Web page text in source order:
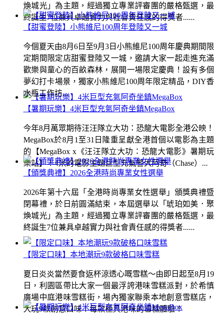
煥城光」為主題，經過獨立專業評審團的嚴格甄選，最
終誕生7位兼具卓越實力與社會責任感的得獎者......
【暑期玩樂】4米巨型充氣阿奇坐鎮MegaBox
今年8月萬眾期待汪汪隊立大功：恐龍大電影全港公映！
MegaBox於8月1至31日隆重呈獻全港首個以電影為主題
的【MegaBox x《汪汪隊立大功：恐龍大電影》暑期玩
樂站】！4米的電影主題巨型充氣警犬阿奇（Chase）...
【限定口味】本地潮玩9款破格口味雪糕
夏日炎炎當然要食返杯涼透心嘅雪糕～由即日起至8月19
日，利園區帶比大家一個最浮誇港味雪糕派對，於希慎
廣場中庭港味雪糕街，場內獨家聯乘本地創意雪糕店，
大玩9款創意口味！每款極具港味的雪糕體驗！
【甜蜜登陸】小熊維尼100周年登陸又一城
今個夏天由8月6日至9月3日小熊維尼100周年慶典期間限
定期間限定店甜蜜登陸又一城，邀請大家一起走進充滿
歡樂與童心的百畝森林，展開一場限定慶典！設有多個
夢幻打卡場景，獨家小熊維尼100周年限定精品，DIY香
水瓶工作坊...
【頒獎典禮】2026全港時尚專業女性選舉
2026年第十六屆「全港時尚專業女性選舉」頒獎典禮暨
閉幕禮，於日前圓滿結束，本屆選舉以「琥珀如美．聚
煥城光」為主題，經過獨立專業評審團的嚴格甄選，最
終誕生7位兼具卓越實力與社會責任感的得獎者......